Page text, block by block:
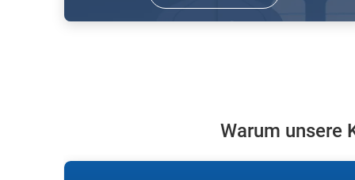
Warum unsere